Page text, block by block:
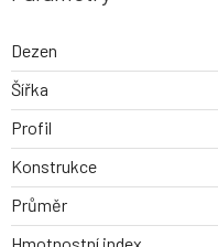
Dezen
Šířka
Profil
Konstrukce
Průměr